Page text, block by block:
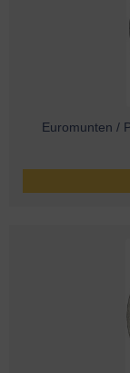
Euromunten /